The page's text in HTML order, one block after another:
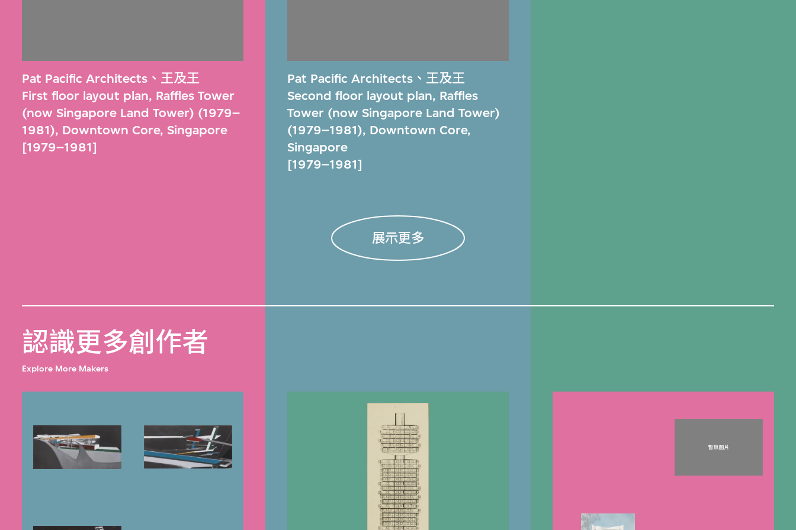
Pat Pacific Architects 、 王及王
First floor layout plan, Raffles Tower
(now Singapore Land Tower) (1979–
1981), Downtown Core, Singapore
[1979–1981]
Pat Pacific Architects 、 王及王
Second floor layout plan, Raffles
Tower (now Singapore Land Tower)
(1979–1981), Downtown Core,
Singapore
[1979–1981]
展示更多
認識更多創作者
Explore More Makers